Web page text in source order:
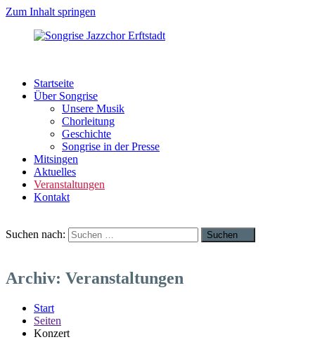
Zum Inhalt springen
Jazzchor
Erftstadt
Pop
Startseite
Über Songrise
Unsere Musik
Chorleitung
Geschichte
Songrise in der Presse
Mitsingen
Aktuelles
Veranstaltungen
Kontakt
Suchen nach: Suchen
Archiv: Veranstaltungen
Start
Seiten
Konzert